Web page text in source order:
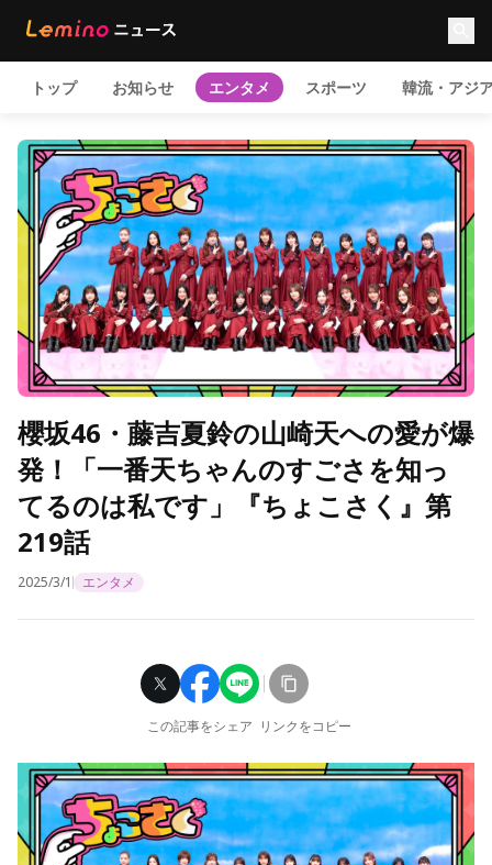
トップ お知らせ エンタメ スポーツ 韓流・アジ
櫻坂46・藤吉夏鈴の山崎天への愛が爆
発！「一番天ちゃんのすごさを知っ
てるのは私です」『ちょこさく』第
219話
2025/3/1 エンタメ
この記事をシェア リンクをコピー